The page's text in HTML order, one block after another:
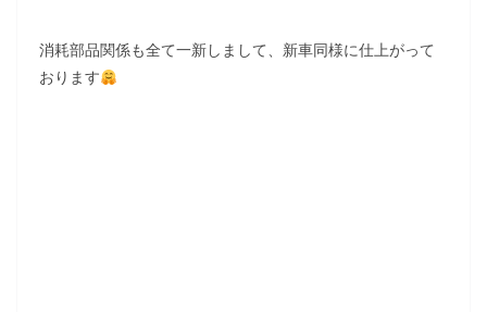
消耗部品関係も全て一新しまして、新車同様に仕上がって
おります